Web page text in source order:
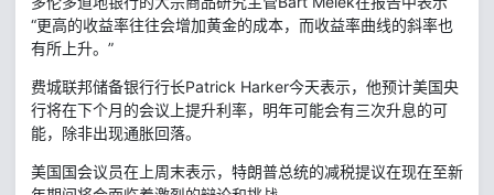
“更高的收益率往往会增加黄金的成本，而收益率曲线的斜率也
有所上升。”
费城联邦储备银行行长Patrick Harker今天表示，他预计美国央
行将在下个月的会议上提升利率，明年可能会有三次升息的可
能，除非出现通胀回落。
美国国会议员在上周末表示，特朗普总统的减税提议在现在至新